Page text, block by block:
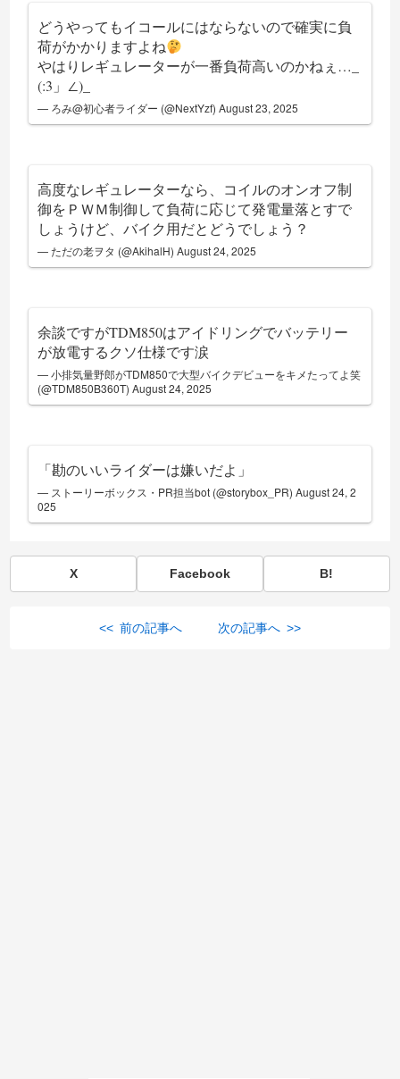
どうやってもイコールにはならないので確実に負
荷がかかりますよね
やはりレギュレーターが一番負荷高いのかねぇ…_
(:3」∠)_
— ろみ@初心者ライダー (@NextYzf)August 23, 2025
高度なレギュレーターなら、コイルのオンオフ制
御をＰＷＭ制御して負荷に応じて発電量落とすで
しょうけど、バイク用だとどうでしょう？
— ただの老ヲタ (@AkihalH)August 24, 2025
余談ですがTDM850はアイドリングでバッテリー
が放電するクソ仕様です涙
— 小排気量野郎がTDM850で大型バイクデビューをキメたってよ笑
(@TDM850B360T)August 24, 2025
「勘のいいライダーは嫌いだよ」
— ストーリーボックス・PR担当bot (@storybox_PR)August 24, 2
025
X Facebook B!
<< 前の記事へ 次の記事へ >>